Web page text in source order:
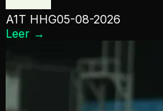
A1T HHG05-08-2026
Leer →